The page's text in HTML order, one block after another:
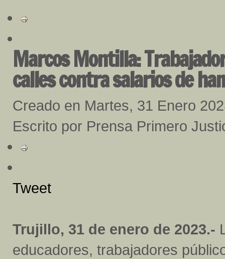
Marcos Montilla:
calles contra salarios de
Creado en Martes, 31 Enero
Escrito por Prensa Primero
Tweet
Trujillo, 31 de enero de 2023.-
educadores, trabajadores